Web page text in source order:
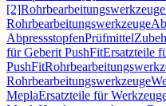
[2]Rohrbearbeitungswerkzeuge
Rohrbearbeitungswerkzeuge
AbpressstopfenPrüfmittel
für Geberit PushFitErsatzteile
PushFit
Rohrbearbeitungswerkzeuge
MeplaErsatzteile für